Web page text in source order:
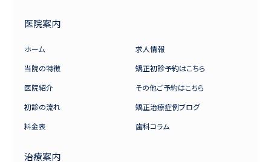
医院案内
ホーム
当院の特徴
医院紹介
初診の流れ
料金表
求人情報
矯正初診予約はこちら
その他ご予約はこちら
矯正治療症例ブログ
歯科コラム
治療案内